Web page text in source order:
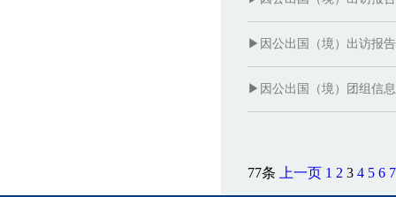
▶因公出国（境）出访报
▶因公出国（境）团组信
77条 上一页 1 2 3 4 5 6 7